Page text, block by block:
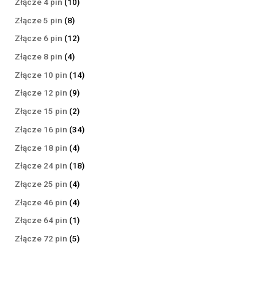
Złącze 4 pin 10
Złącze 5 pin 88
produktów
Złącze 6 pin 1212
Złącze 8 pin 44
produkty
Złącze 10 pin 1414
Złącze 12 pin 99
produktów
Złącze 15 pin 22
produkty
Złącze 16 pin 3434
Złącze 18 pin 44
produkty
Złącze 24 pin 1818
Złącze 25 pin 44
produkty
Złącze 46 pin 44
produkty
Złącze 64 pin 11
produkt
Złącze 72 pin 55